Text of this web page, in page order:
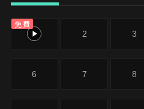
免費
1 2 3
6 7 8